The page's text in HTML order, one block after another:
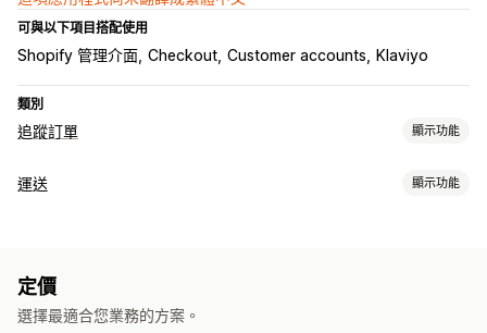
可與以下項目搭配使用
Shopify 管理介面 Checkout Customer accounts Klaviyo
類別
追蹤訂單 顯示功能
追蹤
通知
運送 顯示功能
定價
選擇最適合您業務的方案。